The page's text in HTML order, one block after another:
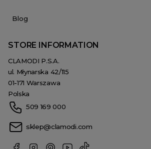
Blog
STORE INFORMATION
CLAMODI P.S.A.
ul. Młynarska 42/115
01-171 Warszawa
Polska
509 169 000
sklep@clamodi.com